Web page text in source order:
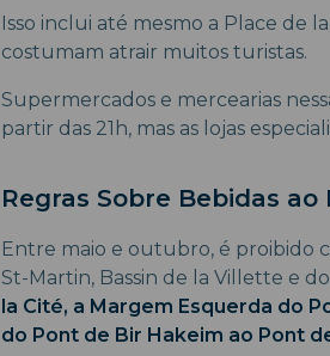
Isso inclui até mesmo a Place de
costumam atrair muitos turistas.
Supermercados e mercearias
partir das 21h, mas as lojas
Regras Sobre Bebidas ao
Entre maio e outubro, é proibido
St-Martin, Bassin de la Villette e do
la Cité, a Margem Esquerda do
do Pont de Bir Hakeim ao Pont